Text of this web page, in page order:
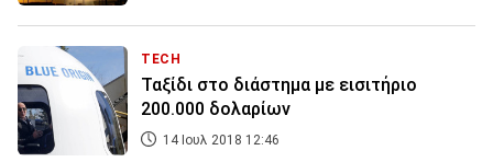
TECH
Ταξίδι στο διάστημα με εισιτήριο
200.000 δολαρίων
14 Ιουλ 2018 12:46